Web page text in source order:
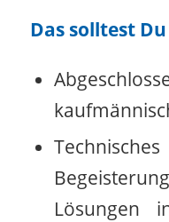
Das solltest
Lösungen